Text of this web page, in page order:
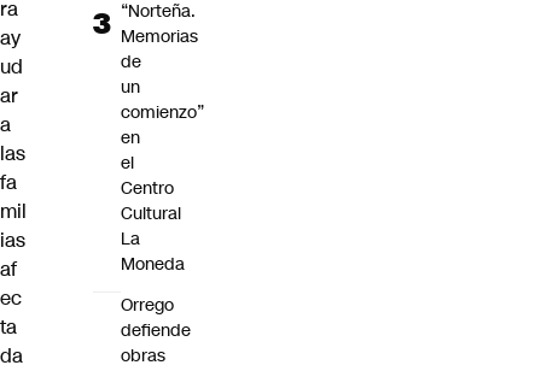
ra
ay
ud
ar
a
las
fa
mil
ias
af
ec
ta
da
“Norteña.
Memorias
de
un
comienzo”
en
el
Centro
Cultural
La
Moneda
Orrego
defiende
obras